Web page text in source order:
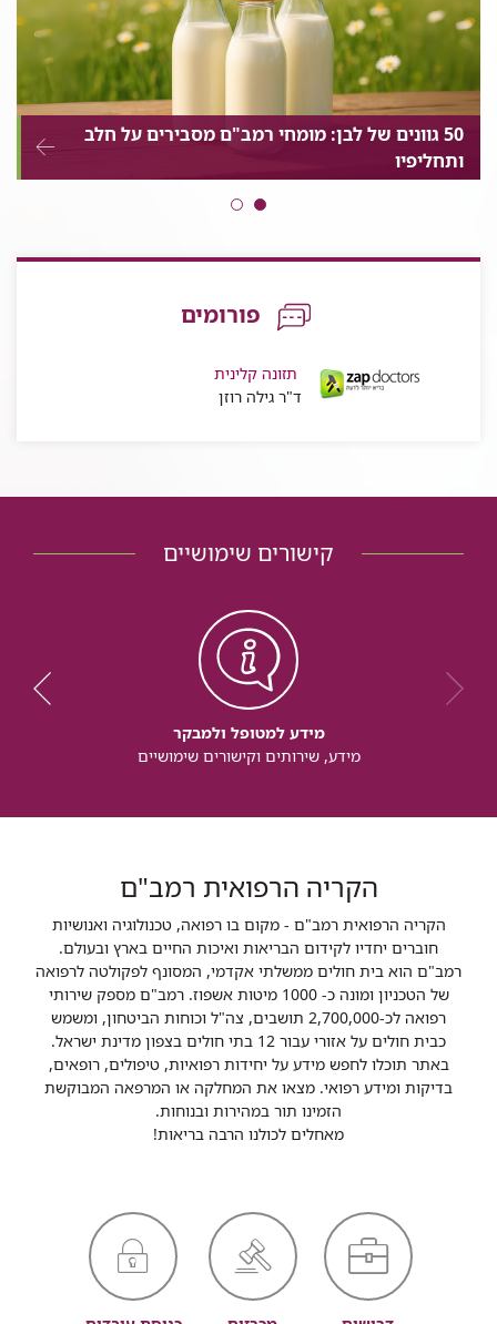
50 גוונים של לבן: מומחי רמב"ם מסבירים על חלב
ותחליפיו
פורומים
תזונה קלינית
ד"ר גילה רוזן
קישורים שימושיים
מידע למטופל ולמבקר
מידע, שירותים וקישורים שימושיים
הקריה הרפואית רמב"ם
הקריה הרפואית רמב"ם - מקום בו רפואה, טכנולוגיה ואנושיות
חוברים יחדיו לקידום הבריאות ואיכות החיים בארץ ובעולם.
רמב"ם הוא בית חולים ממשלתי אקדמי, המסונף לפקולטה לרפואה
של הטכניון ומונה כ- 1000 מיטות אשפוז. רמב"ם מספק שירותי
רפואה לכ-2,700,000 תושבים, צה"ל וכוחות הביטחון, ומשמש
כבית חולים על אזורי עבור 12 בתי חולים בצפון מדינת ישראל.
באתר תוכלו לחפש מידע על יחידות רפואיות, טיפולים, רופאים,
בדיקות ומידע רפואי. מצאו את המחלקה או המרפאה המבוקשת
הזמינו תור במהירות ובנוחות.
מאחלים לכולנו הרבה בריאות!